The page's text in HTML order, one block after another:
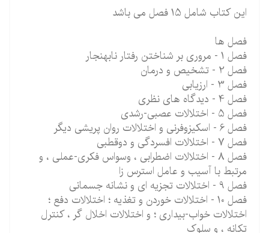
این کتاب شامل 15 فصل می باشد
فصل ها
فصل 1 - مروری بر شناختن رفتار نابهنجار
فصل 2 - تشخیص و درمان
فصل 3 - ارزیابی
فصل 4 - دیدگاه های نظری
فصل 5 - اختلالات عصبی-رشدی
فصل 6 - اسکیزوفرنی و اختلالات روان پریشی دیگر
فصل 7 - اختلالات افسردگی و دوقطبی
فصل 8 - اختلالات اضطرابی ، وسواس فکری-عملی ، و
مرتبط با آسیب و عامل استرس زا
فصل 9 - اختلالات تجزیه ای و نشانه جسمانی
فصل 10 - اختلالات خوردن و تغذیه ؛ اختلالات دفع ؛
اختلالات خواب-بیداری ؛ و اختلالات اخلال گر ، کنترل
تکانه ، و سلوک